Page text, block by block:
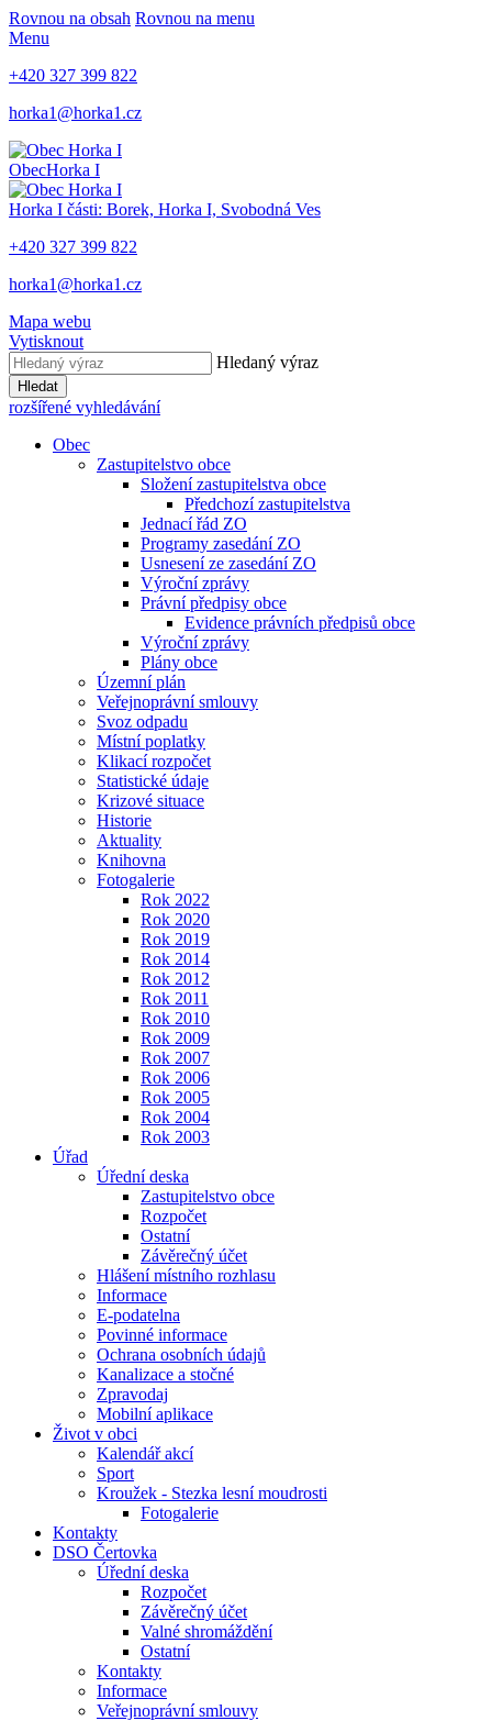
Rovnou na obsah Rovnou na menu
Menu
+420 327 399 822
horka1@horka1.cz
ObecHorka I
Horka I části: Borek, Horka I, Svobodná Ves
+420 327 399 822
horka1@horka1.cz
Mapa webu
Vytisknout
Hledaný výraz
Hledat
rozšířené vyhledávání
Obec
Zastupitelstvo obce
Složení zastupitelstva obce
Předchozí zastupitelstva
Jednací řád ZO
Programy zasedání ZO
Usnesení ze zasedání ZO
Výroční zprávy
Právní předpisy obce
Evidence právních předpisů obce
Výroční zprávy
Plány obce
Územní plán
Veřejnoprávní smlouvy
Svoz odpadu
Místní poplatky
Klikací rozpočet
Statistické údaje
Krizové situace
Historie
Aktuality
Knihovna
Fotogalerie
Rok 2022
Rok 2020
Rok 2019
Rok 2014
Rok 2012
Rok 2011
Rok 2010
Rok 2009
Rok 2007
Rok 2006
Rok 2005
Rok 2004
Rok 2003
Úřad
Úřední deska
Zastupitelstvo obce
Rozpočet
Ostatní
Závěrečný účet
Hlášení místního rozhlasu
Informace
E-podatelna
Povinné informace
Ochrana osobních údajů
Kanalizace a stočné
Zpravodaj
Mobilní aplikace
Život v obci
Kalendář akcí
Sport
Kroužek - Stezka lesní moudrosti
Fotogalerie
Kontakty
DSO Čertovka
Úřední deska
Rozpočet
Závěrečný účet
Valné shromáždění
Ostatní
Kontakty
Informace
Veřejnoprávní smlouvy